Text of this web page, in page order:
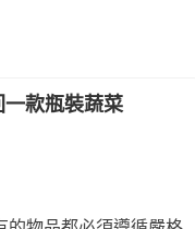
款瓶裝蔬菜